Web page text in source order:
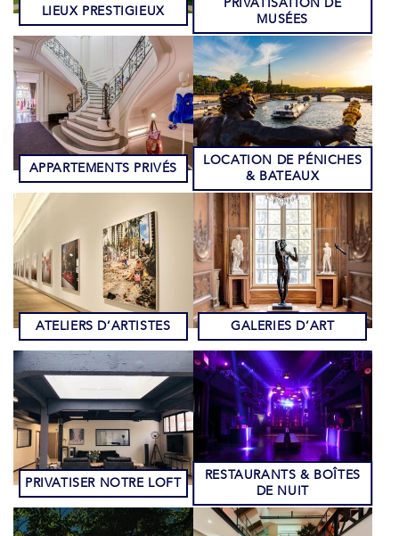
LIEUX PRESTIGIEUX
MUSÉES
APPARTEMENTS PRIVÉS
LOCATION DE PÉNICHES
& BATEAUX
ATELIERS D’ARTISTES GALERIES D’ART
PRIVATISER NOTRE LOFT
RESTAURANTS & BOÎTES
DE NUIT